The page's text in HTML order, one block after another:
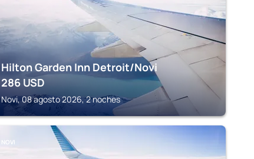
Hilton Garden Inn Detroit/Novi
286 USD
Novi, 08 agosto 2026, 2 noches
NOVI